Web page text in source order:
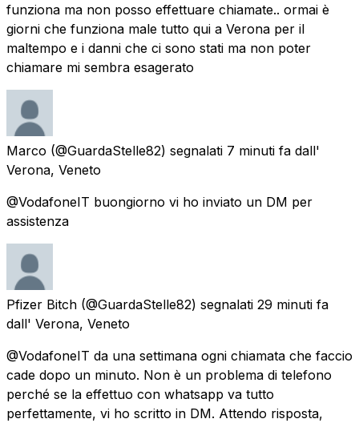
funziona ma non posso effettuare chiamate.. ormai è
giorni che funziona male tutto qui a Verona per il
maltempo e i danni che ci sono stati ma non poter
chiamare mi sembra esagerato
Marco (@GuardaStelle82) segnalati 7 minuti fa dall'
Verona, Veneto
@VodafoneIT buongiorno vi ho inviato un DM per
assistenza
Pfizer Bitch (@GuardaStelle82) segnalati 29 minuti fa
dall' Verona, Veneto
@VodafoneIT da una settimana ogni chiamata che faccio
cade dopo un minuto. Non è un problema di telefono
perché se la effettuo con whatsapp va tutto
perfettamente, vi ho scritto in DM. Attendo risposta,